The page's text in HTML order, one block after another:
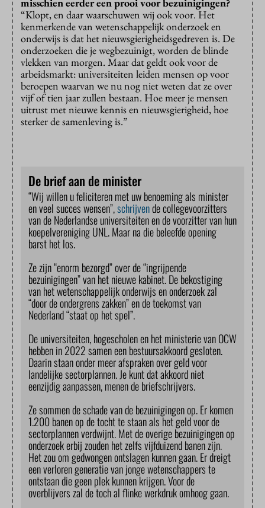
misschien eerder een prooi voor bezuinigingen?
“Klopt, en daar waarschuwen wij ook voor. Het
kenmerkende van wetenschappelijk onderzoek en
onderwijs is dat het nieuwsgierigheidsgedreven is. De
onderzoeken die je wegbezuinigt, worden de blinde
vlekken van morgen. Maar dat geldt ook voor de
arbeidsmarkt: universiteiten leiden mensen op voor
beroepen waarvan we nu nog niet weten dat ze over
vijf of tien jaar zullen bestaan. Hoe meer je mensen
uitrust met nieuwe kennis en nieuwsgierigheid, hoe
sterker de samenleving is.”
De brief aan de minister
“Wij willen u feliciteren met uw benoeming als minister
en veel succes wensen”,schrijvende collegevoorzitters
van de Nederlandse universiteiten en de voorzitter van hun
koepelvereniging UNL. Maar na die beleefde opening
barst het los.
Ze zijn “enorm bezorgd” over de “ingrijpende
bezuinigingen” van het nieuwe kabinet. De bekostiging
van het wetenschappelijk onderwijs en onderzoek zal
“door de ondergrens zakken” en de toekomst van
Nederland “staat op het spel”.
De universiteiten, hogescholen en het ministerie van OCW
hebben in 2022 samen een bestuursakkoord gesloten.
Daarin staan onder meer afspraken over geld voor
landelijke sectorplannen. Je kunt dat akkoord niet
eenzijdig aanpassen, menen de briefschrijvers.
Ze sommen de schade van de bezuinigingen op. Er komen
1.200 banen op de tocht te staan als het geld voor de
sectorplannen verdwijnt. Met de overige bezuinigingen op
onderzoek erbij zouden het zelfs vijfduizend banen zijn.
Het zou om gedwongen ontslagen kunnen gaan. Er dreigt
een verloren generatie van jonge wetenschappers te
ontstaan die geen plek kunnen krijgen. Voor de
overblijvers zal de toch al flinke werkdruk omhoog gaan.